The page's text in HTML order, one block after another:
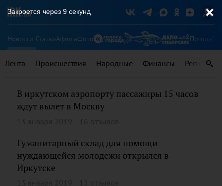
Новости СтатьиАфишаФото Погода
Лента Происшествия Народные Финансы Регионы
В иркутском аэропорту пассажиры 15 часов
ждут вылет в Москву
Гуманитарный склад для помощи
нуждающейся молодежи открылся в
Иркутске
Закроется через 9 секунд